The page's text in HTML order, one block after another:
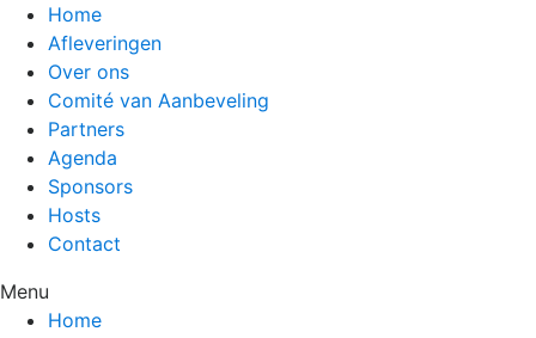
Home
Afleveringen
Over ons
Comité van Aanbeveling
Partners
Agenda
Sponsors
Hosts
Contact
Menu
Home